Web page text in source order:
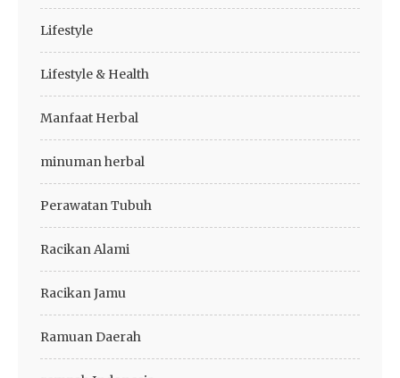
Lifestyle
Lifestyle & Health
Manfaat Herbal
minuman herbal
Perawatan Tubuh
Racikan Alami
Racikan Jamu
Ramuan Daerah